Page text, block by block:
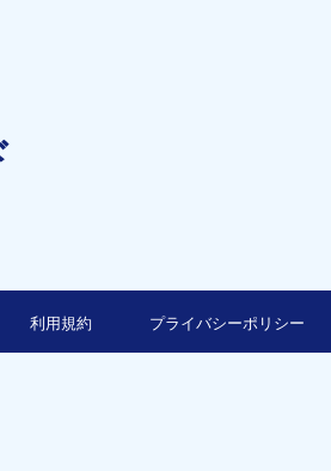
利用規約 プライバシーポリシー